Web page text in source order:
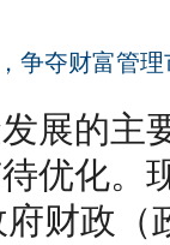
争夺财富管理
的主
优化。
财政（